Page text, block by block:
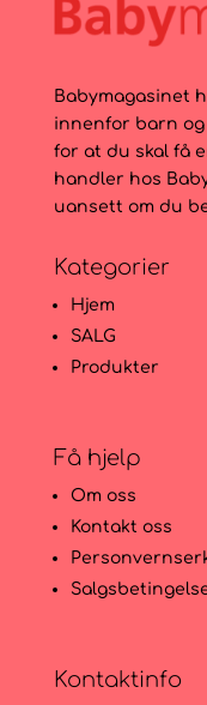
799kr. 499kr.
Babymagasinet
innenfor barn
for at du skal få
handler hos
uansett om du
Kategorier
Hjem
SALG
Produkter
Få hjelp
Om oss
Kontakt oss
Kontaktinfo